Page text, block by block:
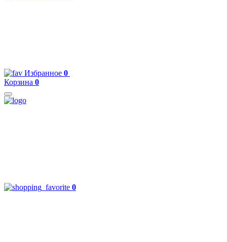
Избранное 0
Корзина 0
0